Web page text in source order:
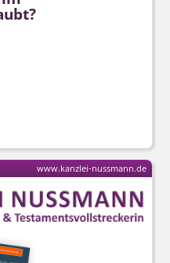
www.kanzlei-nussmann.de